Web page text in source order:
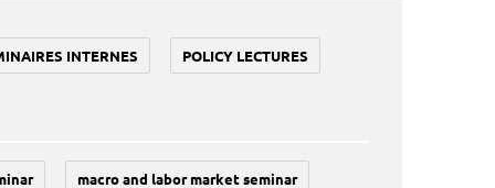
INTERNES POLICY LECTURES
macro and labor market seminar